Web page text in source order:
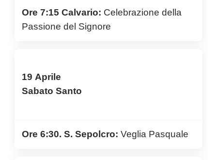
Ore 7:15 Calvario:Celebrazione della
Passione del Signore
19 Aprile
Sabato Santo
Ore 6:30. S. Sepolcro:Veglia Pasquale